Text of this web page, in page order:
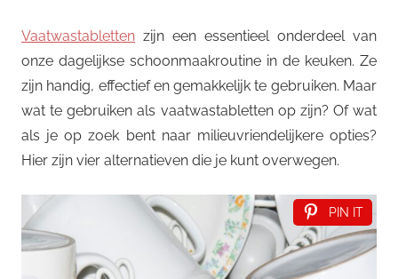
Vaatwastabletten zijn een essentieel onderdeel van
onze dagelijkse schoonmaakroutine in de keuken. Ze
zijn handig, effectief en gemakkelijk te gebruiken. Maar
wat te gebruiken als vaatwastabletten op zijn? Of wat
als je op zoek bent naar milieuvriendelijkere opties?
Hier zijn vier alternatieven die je kunt overwegen.
PIN IT